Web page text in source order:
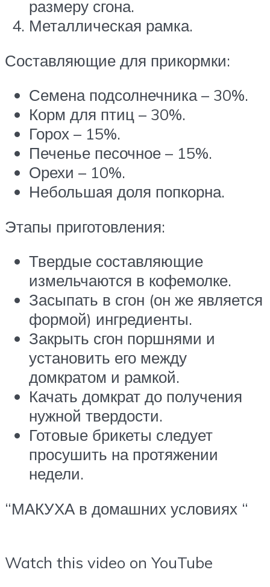
размеру сгона.
Металлическая рамка.
Составляющие для прикормки:
Семена подсолнечника – 30%.
Корм для птиц – 30%.
Горох – 15%.
Печенье песочное – 15%.
Орехи – 10%.
Небольшая доля попкорна.
Этапы приготовления:
Твердые составляющие
измельчаются в кофемолке.
Засыпать в сгон (он же является
формой) ингредиенты.
Закрыть сгон поршнями и
установить его между
домкратом и рамкой.
Качать домкрат до получения
нужной твердости.
Готовые брикеты следует
просушить на протяжении
недели.
“МАКУХА в домашних условиях “
Watch this video on YouTube